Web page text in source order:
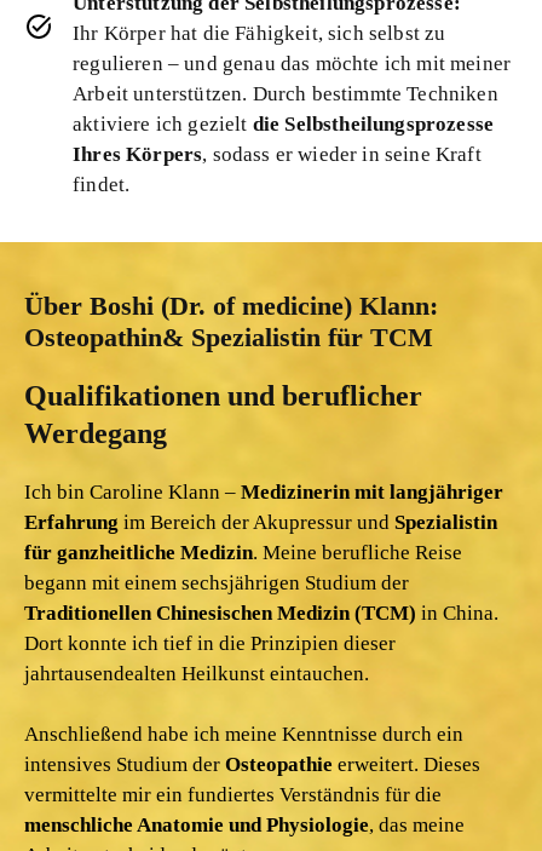
Ihr Körper hat die Fähigkeit, sich selbst zu
regulieren – und genau das möchte ich mit meiner
Arbeit unterstützen. Durch bestimmte Techniken
aktiviere ich gezielt die Selbstheilungsprozesse
Ihres Körpers, sodass er wieder in seine Kraft
findet.
Über Boshi (Dr. of medicine) Klann:
Osteopathin& Spezialistin für TCM
Qualifikationen und beruflicher
Werdegang
Ich bin Caroline Klann – Medizinerin mit langjähriger
Erfahrung im Bereich der Akupressur und Spezialistin
für ganzheitliche Medizin. Meine berufliche Reise
begann mit einem sechsjährigen Studium der
Traditionellen Chinesischen Medizin (TCM) in China.
Dort konnte ich tief in die Prinzipien dieser
jahrtausendealten Heilkunst eintauchen.
Anschließend habe ich meine Kenntnisse durch ein
intensives Studium der Osteopathie erweitert. Dieses
vermittelte mir ein fundiertes Verständnis für die
menschliche Anatomie und Physiologie, das meine